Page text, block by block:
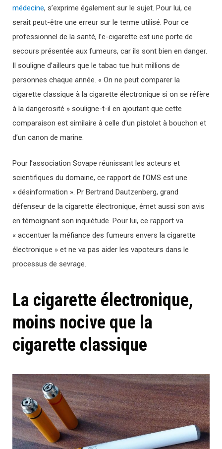
médecine, s’exprime également sur le sujet. Pour lui, ce
serait peut-être une erreur sur le terme utilisé. Pour ce
professionnel de la santé, l’e-cigarette est une porte de
secours présentée aux fumeurs, car ils sont bien en danger.
Il souligne d’ailleurs que le tabac tue huit millions de
personnes chaque année. « On ne peut comparer la
cigarette classique à la cigarette électronique si on se réfère
à la dangerosité » souligne-t-il en ajoutant que cette
comparaison est similaire à celle d’un pistolet à bouchon et
d’un canon de marine.
Pour l’association Sovape réunissant les acteurs et
scientifiques du domaine, ce rapport de l’OMS est une
« désinformation ». Pr Bertrand Dautzenberg, grand
défenseur de la cigarette électronique, émet aussi son avis
en témoignant son inquiétude. Pour lui, ce rapport va
« accentuer la méfiance des fumeurs envers la cigarette
électronique » et ne va pas aider les vapoteurs dans le
processus de sevrage.
La cigarette électronique,
moins nocive que la
cigarette classique